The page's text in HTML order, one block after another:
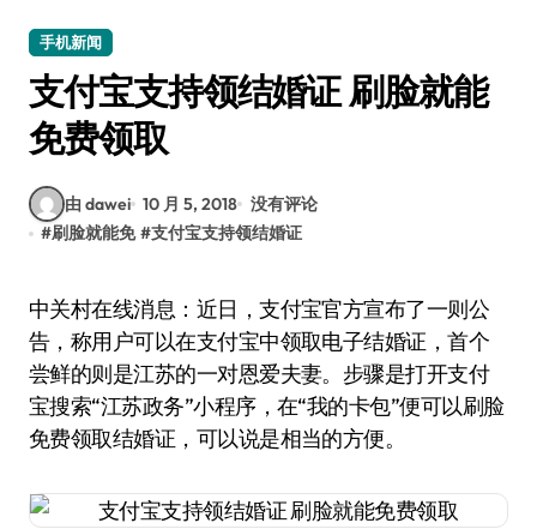
手机新闻
支付宝支持领结婚证 刷脸就能
免费领取
由 dawei 10 月 5, 2018 没有评论
#刷脸就能免 #支付宝支持领结婚证
中关村在线消息：近日，支付宝官方宣布了一则公
告，称用户可以在支付宝中领取电子结婚证，首个
尝鲜的则是江苏的一对恩爱夫妻。步骤是打开支付
宝搜索“江苏政务”小程序，在“我的卡包”便可以刷脸
免费领取结婚证，可以说是相当的方便。